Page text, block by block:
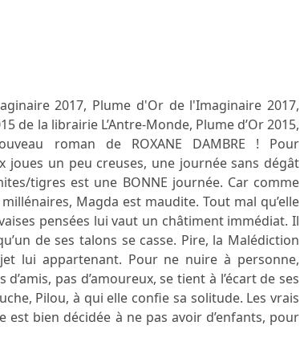
2017, Plume d'Or de l'Imaginaire 2017,
de la librairie L’Antre-Monde, Plume d’Or 2015,
roman de ROXANE DAMBRE ! Pour
joues un peu creuses, une journée sans dégât
tigres est une BONNE journée. Car comme
Magda est maudite. Tout mal qu’elle
pensées lui vaut un châtiment immédiat. Il
de ses talons se casse. Pire, la Malédiction
lui appartenant. Pour ne nuire à personne,
pas d’amoureux, se tient à l’écart de ses
Pilou, à qui elle confie sa solitude. Les vrais
est bien décidée à ne pas avoir d’enfants, pour